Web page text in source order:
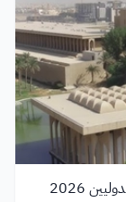
2026